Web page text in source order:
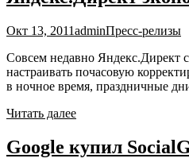
Окт 13, 2011adminПресс-релизы
Совсем недавно Яндекс.Директ
настраивать почасовую
в ночное время, праздничные
Читать далее
Google купил